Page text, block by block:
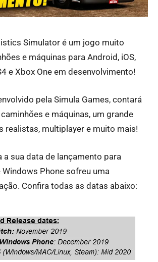
Simulator é um jogo muito
e máquinas para Android, iOS,
e Xbox One em desenvolvimento!
pela Simula Games, contará
e máquinas, um grande
realistas, multiplayer e muito mais!
a sua data de lançamento para
Windows Phone sofreu uma
Confira todas as datas abaixo: